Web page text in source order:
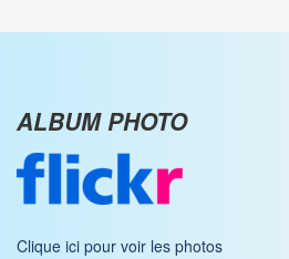
ALBUM PHOTO
Clique ici pour voir les photos